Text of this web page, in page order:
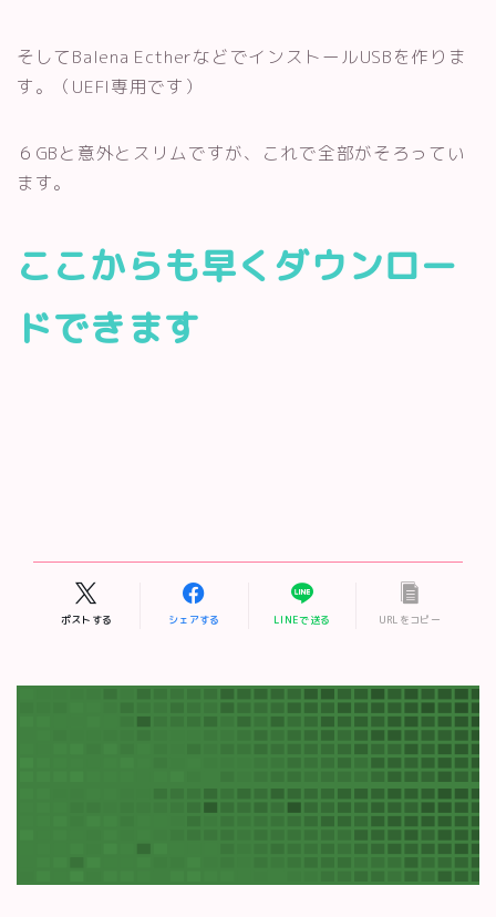
そしてBalena EctherなどでインストールUSBを作りま
す。（UEFI専用です）
６GBと意外とスリムですが、これで全部がそろってい
ます。
ここからも早くダウンロー
ドできます
ポストする シェアする LINEで送る URLをコピー